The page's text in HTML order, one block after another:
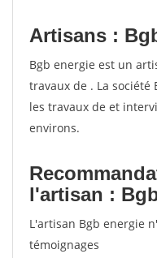
Artisans :
Bgb energie est un
travaux de . La société
les travaux de et
environs.
l'artisan :
L'artisan Bgb energie
témoignages